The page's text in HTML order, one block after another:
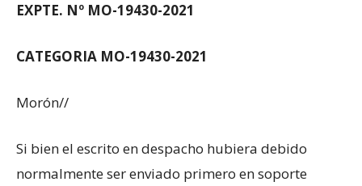
EXPTE. Nº MO-19430-2021
CATEGORIA MO-19430-2021
Morón//
Si bien el escrito en despacho hubiera debido
normalmente ser enviado primero en soporte